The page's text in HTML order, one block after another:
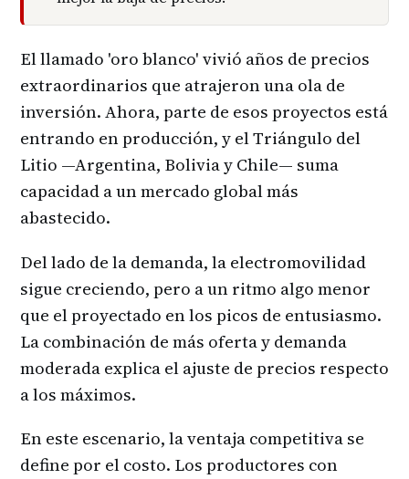
El llamado 'oro blanco' vivió años de precios
extraordinarios que atrajeron una ola de
inversión. Ahora, parte de esos proyectos está
entrando en producción, y el Triángulo del
Litio —Argentina, Bolivia y Chile— suma
capacidad a un mercado global más
abastecido.
Del lado de la demanda, la electromovilidad
sigue creciendo, pero a un ritmo algo menor
que el proyectado en los picos de entusiasmo.
La combinación de más oferta y demanda
moderada explica el ajuste de precios respecto
a los máximos.
En este escenario, la ventaja competitiva se
define por el costo. Los productores con